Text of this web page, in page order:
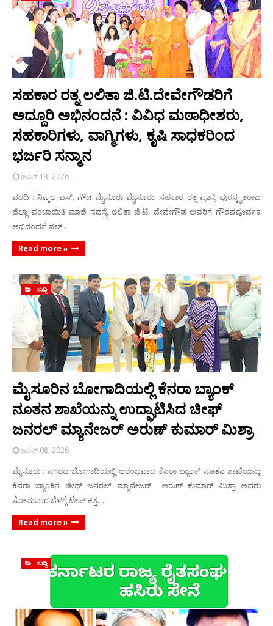
ಸಹಕಾರ ರತ್ನ ಲಲಿತಾ ಜಿ.ಟಿ.ದೇವೇಗೌಡರಿಗೆ
ಅದ್ದೂರಿ ಅಭಿನಂದನೆ : ವಿವಿಧ ಮಠಾಧೀಶರು,
ಸಹಕಾರಿಗಳು, ವಾಗ್ಮಿಗಳು, ಕೃಷಿ ಸಾಧಕರಿಂದ
ಭರ್ಜರಿ ಸನ್ಮಾನ
ಜೂನ್ 13, 2026
ವರದಿ : ನಿಷ್ಕಲ ಎಸ್. ಗೌಡ ಮೈಸೂರು ಮೈಸೂರು: ಸಹಕಾರ ರತ್ನ ಪ್ರಶಸ್ತಿ ಪುರಸ್ಕೃತರಾದ
ಜಿಲ್ಲಾ ಪಂಚಾಯಿತಿ ಮಾಜಿ ಸದಸ್ಯೆ ಲಲಿತಾ ಜಿ.ಟಿ. ದೇವೇಗೌಡ ಅವರಿಗೆ ಗೌರವಪೂರ್ವಕ
ಅಭಿನಂದನೆ ಸಲ್…
Read more »
ಸುದ್ದಿ
ಮೈಸೂರಿನ ಬೋಗಾದಿಯಲ್ಲಿ ಕೆನರಾ ಬ್ಯಾಂಕ್
ನೂತನ ಶಾಖೆಯನ್ನು ಉದ್ಘಾಟಿಸಿದ ಚೀಫ್
ಜನರಲ್ ಮ್ಯಾನೇಜರ್ ಅರುಣ್ ಕುಮಾರ್ ಮಿಶ್ರಾ
ಜೂನ್ 08, 2026
ಮೈಸೂರು : ನಗರದ ಬೋಗಾದಿಯಲ್ಲಿ ಆರಂಭವಾದ ಕೆನರಾ ಬ್ಯಾಂಕ್ ನೂತನ ಶಾಖೆಯನ್ನು
ಕೆನರಾ ಬ್ಯಾಂಕಿನ ಚೀಫ್ ಜನರಲ್ ಮ್ಯಾನೇಜರ್ ಅರುಣ್ ಕುಮಾರ್ ಮಿಶ್ರಾ ಅವರು
ಸೋಮವಾರ ಬೆಳಗ್ಗೆ ಟೇಪ್ ಕತ್ತ…
Read more »
ಸುದ್ದಿ